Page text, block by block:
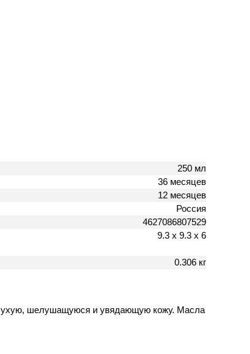
250 мл
36 месяцев
12 месяцев
Россия
4627086807529
9.3 х 9.3 х 6
0.306 кг
сухую, шелушащуюся и увядающую кожу. Масла